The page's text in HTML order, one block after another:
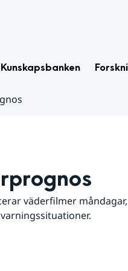
Kunskapsbanken
väderfilmer